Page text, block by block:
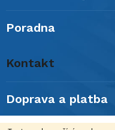
Poradna
Kontakt
Doprava a platba